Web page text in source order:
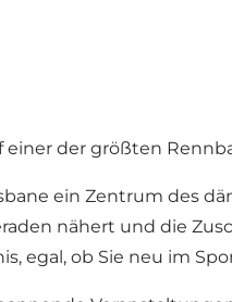
einer der größten
ein Zentrum des
nähert und die
egal, ob Sie neu im